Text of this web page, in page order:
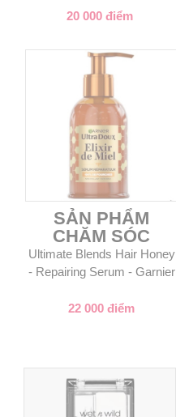
20 000 điểm
SẢN PHẨM
CHĂM SÓC
Ultimate Blends Hair Honey
- Repairing Serum - Garnier
22 000 điểm